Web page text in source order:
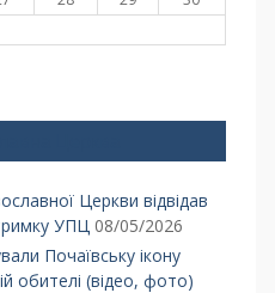
Церкви відвідав
УПЦ 08/05/2026
Почаївську ікону
обителі (відео, фото)